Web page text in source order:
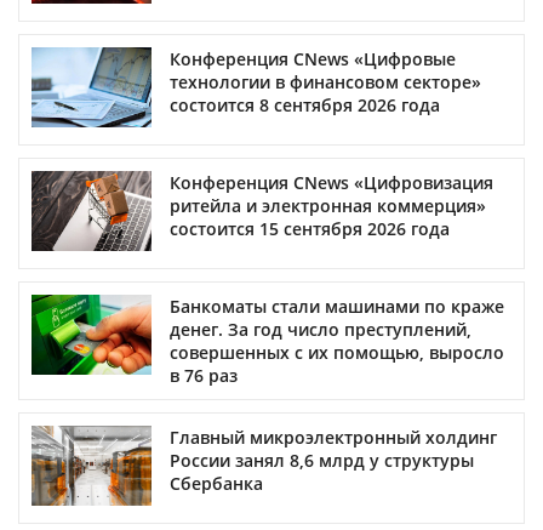
Конференция CNews «Цифровые
технологии в финансовом секторе»
состоится 8 сентября 2026 года
Конференция CNews «Цифровизация
ритейла и электронная коммерция»
состоится 15 сентября 2026 года
Банкоматы стали машинами по краже
денег. За год число преступлений,
совершенных с их помощью, выросло
в 76 раз
Главный микроэлектронный холдинг
России занял 8,6 млрд у структуры
Сбербанка